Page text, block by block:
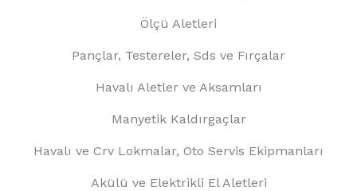
Ölçü Aletleri
Pançlar, Testereler, Sds ve Fırçalar
Havalı Aletler ve Aksamları
Manyetik Kaldırgaçlar
Havalı ve Crv Lokmalar, Oto Servis Ekipmanları
Akülü ve Elektrikli El Aletleri